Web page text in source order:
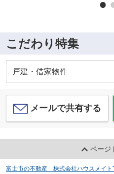
こだわり特集
戸建・借家物件
メールで共有する
ページ
富士市の不動産 株式会社ハウスメイト